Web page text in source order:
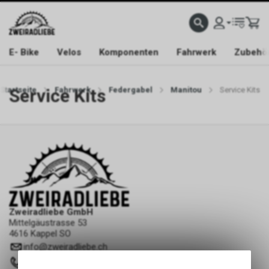
E- Bike Velos Komponenten Fahrwerk
Startseite Fahrwerk Federgabel Manitou Service Kits
Service Kits
Zweiradliebe GmbH
Mittelgäustrasse 53
4616 Kappel SO
info@zweiradliebe.ch